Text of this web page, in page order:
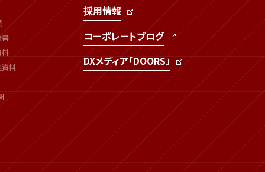
書
料
採用情報
コーポレートブログ
DXメディア「DOORS」